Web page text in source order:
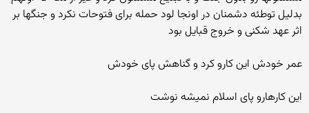
بدلیل توطئه دشمنان در اونجا لود حمله برای فتوحات نکرد و جنگها بر
اثر عهد شکنی و خروج قبایل بود
عمر خودش این کارو کرد و گناهش پای خودش
این کارهارو پای اسلام نمیشه نوشت